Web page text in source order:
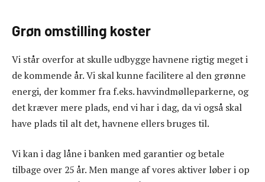
Grøn omstilling koster
Vi står overfor at skulle udbygge havnene rigtig meget i
de kommende år. Vi skal kunne facilitere al den grønne
energi, der kommer fra f.eks. havvindmølleparkerne, og
det kræver mere plads, end vi har i dag, da vi også skal
have plads til alt det, havnene ellers bruges til.
Vi kan i dag låne i banken med garantier og betale
tilbage over 25 år. Men mange af vores aktiver løber i op